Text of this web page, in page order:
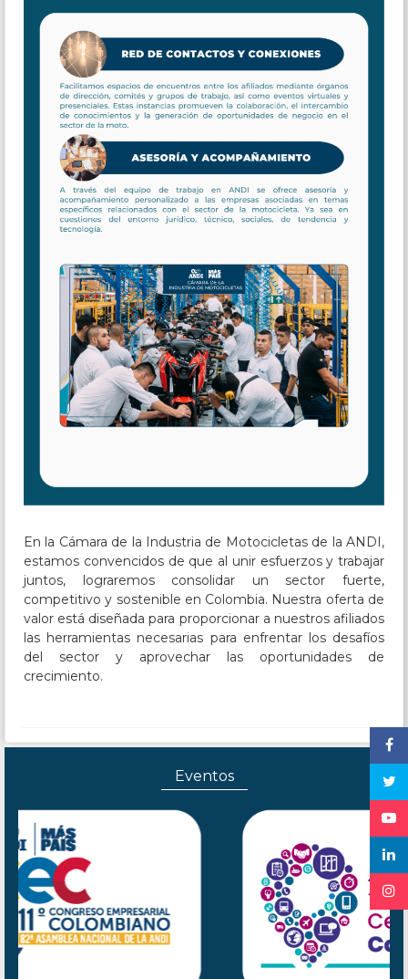
En la Cámara de la Industria de Motocicletas de la ANDI,
estamos convencidos de que al unir esfuerzos y trabajar
juntos, lograremos consolidar un sector fuerte,
competitivo y sostenible en Colombia. Nuestra oferta de
valor está diseñada para proporcionar a nuestros afiliados
las herramientas necesarias para enfrentar los desafíos
del sector y aprovechar las oportunidades de
crecimiento.
Eventos